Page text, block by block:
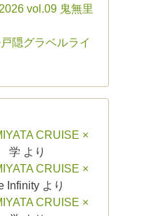
vol.09 鬼無里
隠グラベルライ
CRUISE ×
学 より
CRUISE ×
Infinity より
CRUISE ×